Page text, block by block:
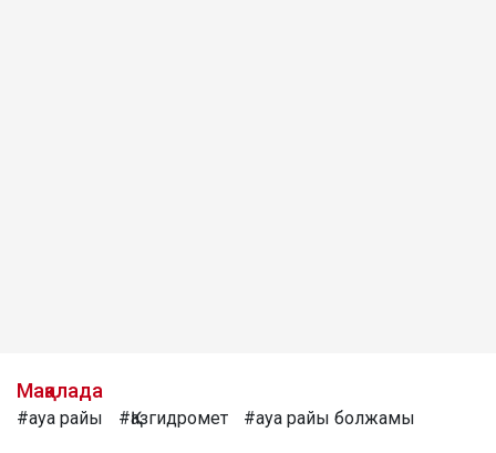
Мақалада
#ауа райы #Қазгидромет #ауа райы болжамы